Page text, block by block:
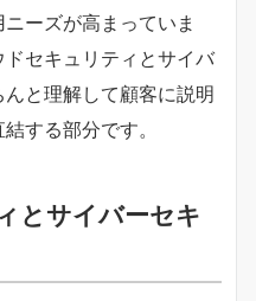
ーズが高まっていま
セキュリティとサイバ
と理解して顧客に説明
する部分です。
とサイバーセキ